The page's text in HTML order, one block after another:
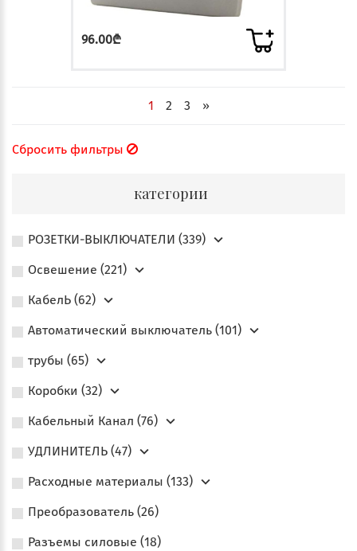
96.00₾
1 2 3 »
Сбросить фильтры
категории
РОЗЕТКИ-ВЫКЛЮЧАТЕЛИ (339)
Освешение (221)
КабелЬ (62)
Автоматический выключатель (101)
трубы (65)
Коробки (32)
Кабельный Канал (76)
УДЛИНИТЕЛЬ (47)
Расходные материалы (133)
Преобразователь (26)
Разъемы силовые (18)